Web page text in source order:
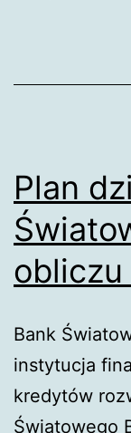
Plan
obliczu
Bank
instytucja
kredytów
Światowego